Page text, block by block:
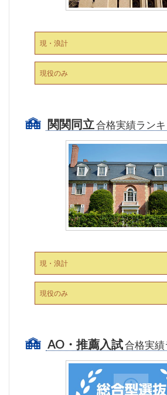
現・浪計
現役のみ
関関同立合格実績ラン
現・浪計
現役のみ
AO・推薦入試合格実